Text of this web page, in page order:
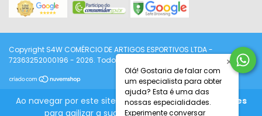
Ao navegar por este site
você aceita o uso de cookies
para agilizar a sua experiência de compra.
Olá! Gostaria de falar com
um especialista para obter
ajuda? Esta é uma das
nossas especialidades.
Experimente conversar
×
Copyright S4W COMÉRCIO DE ARTIGOS ESPORTIVOS LTDA -
72363252000196 - 2026. Todos os direitos reservados.